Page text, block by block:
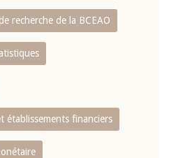
recherche de la BCEAO
établissements financiers